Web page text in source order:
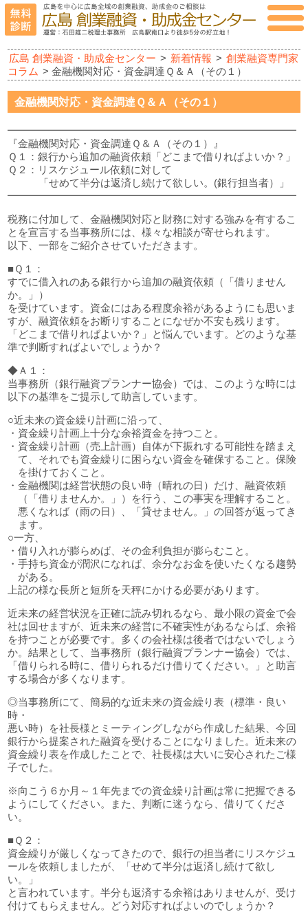
広島 創業融資・助成金センター > 新着情報 > 創業融資専門家
コラム > 金融機関対応・資金調達Ｑ＆Ａ（その１）
金融機関対応・資金調達Ｑ＆Ａ（その１）
━━━━━━━━━━━━━━━━━━━━━━━━━━━━
『金融機関対応・資金調達Ｑ＆Ａ（その１）』
Ｑ１：銀行から追加の融資依頼「どこまで借りればよいか？」
Ｑ２：リスケジュール依頼に対して
「せめて半分は返済し続けて欲しい。(銀行担当者）」
━━━━━━━━━━━━━━━━━━━━━━━━━━━━
税務に付加して、金融機関対応と財務に対する強みを有するこ
とを宣言する当事務所には、様々な相談が寄せられます。
以下、一部をご紹介させていただきます。
■Ｑ１：
すでに借入れのある銀行から追加の融資依頼（「借りません
か。」）
を受けています。資金にはある程度余裕があるようにも思いま
すが、融資依頼をお断りすることになぜか不安も残ります。
「どこまで借りればよいか？」と悩んでいます。どのような基
準で判断すればよいでしょうか？
◆Ａ１：
当事務所（銀行融資プランナー協会）では、このような時には
以下の基準をご提示して助言しています。
○近未来の資金繰り計画に沿って、
・資金繰り計画上十分な余裕資金を持つこと。
・資金繰り計画（売上計画）自体が下振れする可能性を踏まえ
て、それでも資金繰りに困らない資金を確保すること。保険
を掛けておくこと。
・金融機関は経営状態の良い時（晴れの日）だけ、融資依頼
（「借りませんか。」）を行う、この事実を理解すること。
悪くなれば（雨の日）、「貸せません。」の回答が返ってき
ます。
○一方、
・借り入れが膨らめば、その金利負担が膨らむこと。
・手持ち資金が潤沢になれば、余分なお金を使いたくなる趨勢
がある。
上記の様な長所と短所を天秤にかける必要があります。
近未来の経営状況を正確に読み切れるなら、最小限の資金で会
社は回せますが、近未来の経営に不確実性があるならば、余裕
を持つことが必要です。多くの会社様は後者ではないでしょう
か。結果として、当事務所（銀行融資プランナー協会）では、
「借りられる時に、借りられるだけ借りてください。」と助言
する場合が多くなります。
◎当事務所にて、簡易的な近未来の資金繰り表（標準・良い
時・
悪い時）を社長様とミーティングしながら作成した結果、今回
銀行から提案された融資を受けることになりました。近未来の
資金繰り表を作成したことで、社長様は大いに安心されたご様
子でした。
※向こう６か月～１年先までの資金繰り計画は常に把握できる
ようにしてください。また、判断に迷うなら、借りてくださ
い。
■Ｑ２：
資金繰りが厳しくなってきたので、銀行の担当者にリスケジュ
ールを依頼しましたが、「せめて半分は返済し続けて欲し
い。」
と言われています。半分も返済する余裕はありませんが、受け
付けてもらえません。どう対応すればよいのでしょうか？